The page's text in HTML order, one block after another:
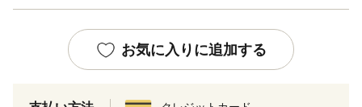
お気に入りに追加する